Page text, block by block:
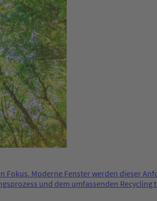
Fokus. Moderne Fenster werden dieser
und dem umfassenden Recycling